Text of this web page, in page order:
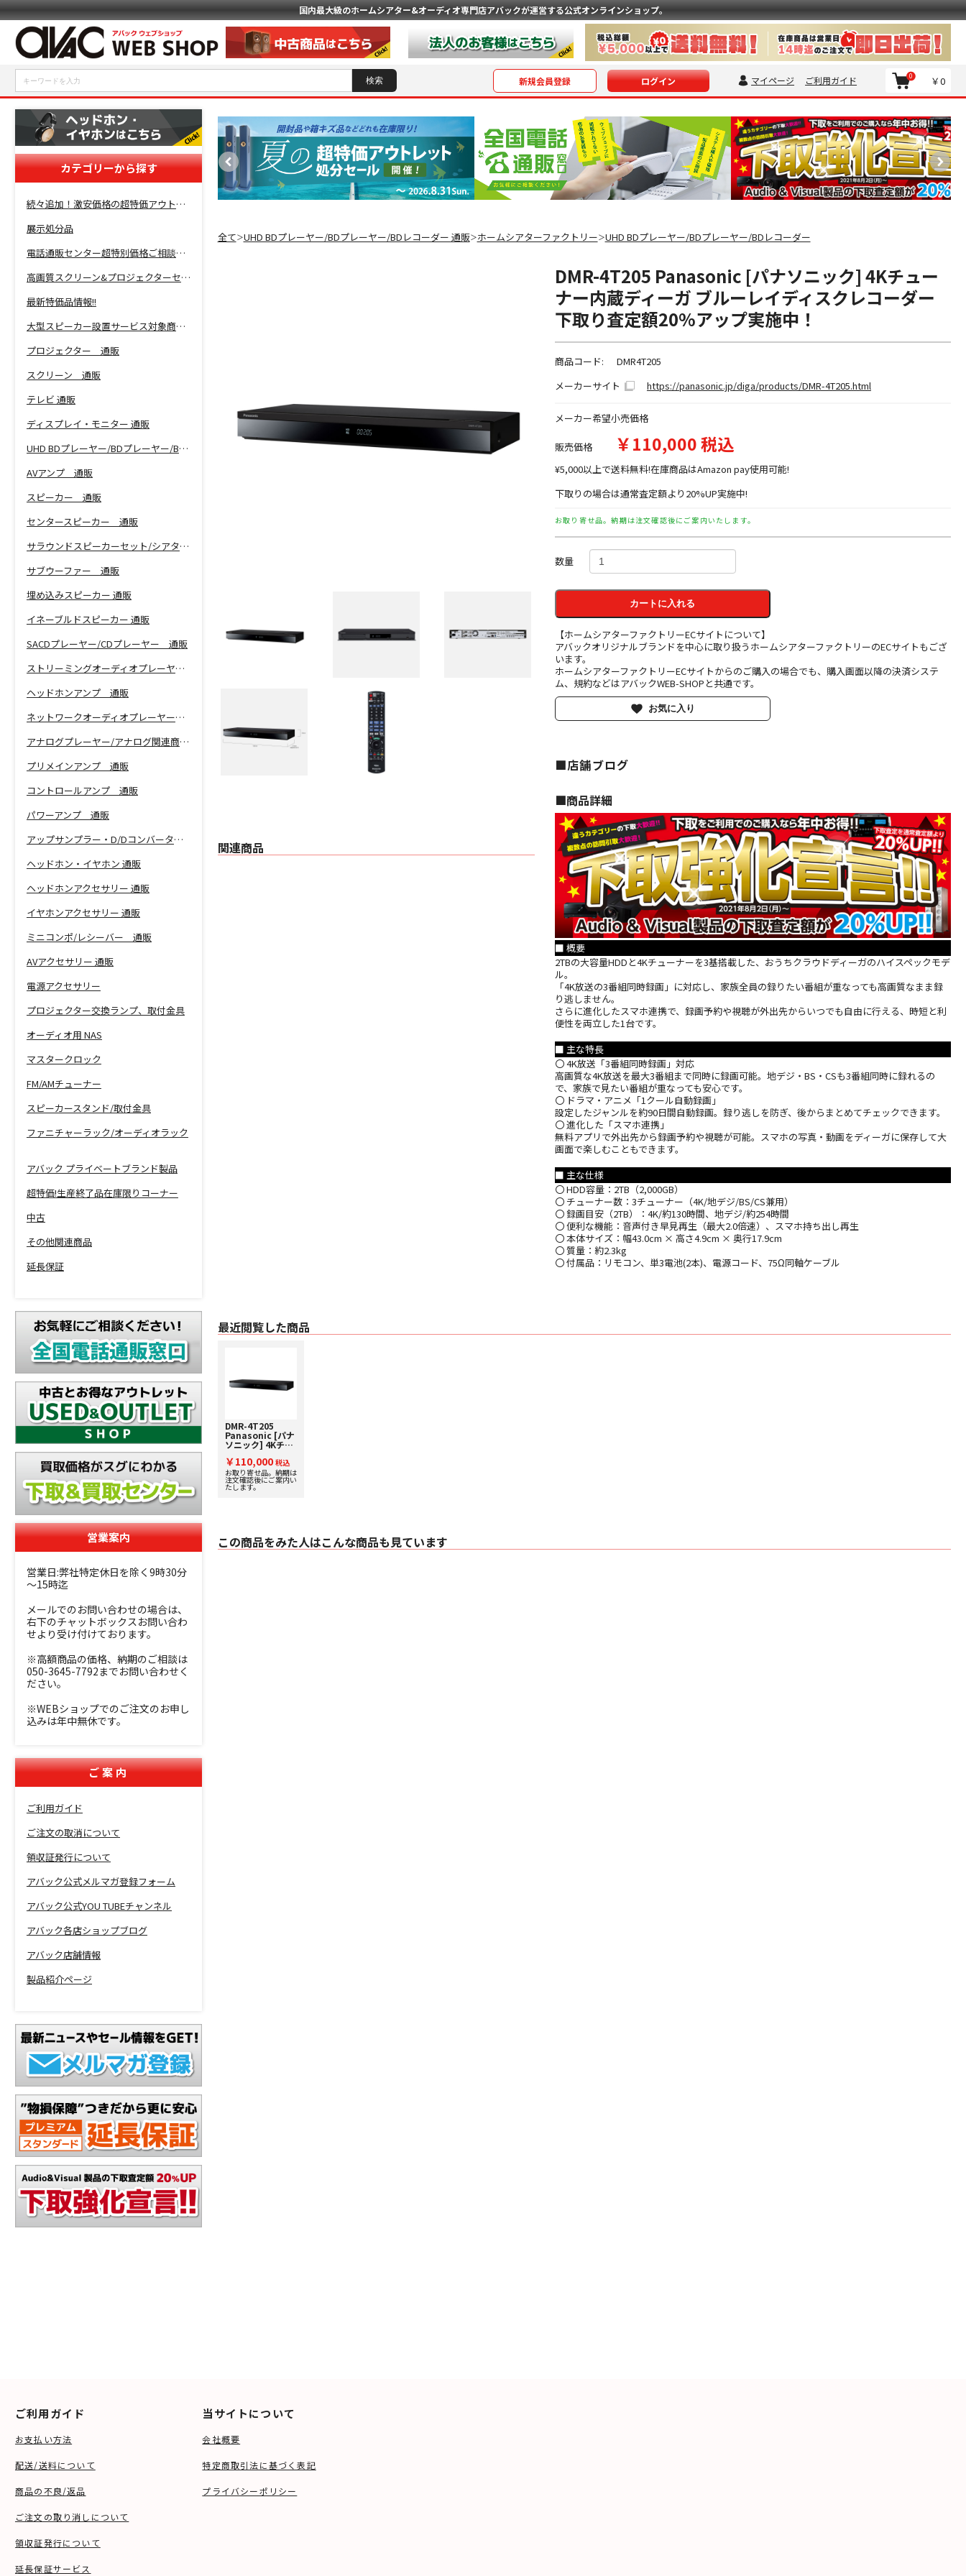
国内最大級のホームシアター&オーディオ専門店アバックが運営する公式オンラインショップ。
新規会員登録 ログイン マイページ ご利用ガイド ￥0
0
カテゴリーから探す
続々追加！激安価格の超特価アウトレットセール開催！
展示処分品
電話通販センター超特別価格ご相談コーナー！
高画質スクリーン&プロジェクターセット超特価！
最新特価品情報!!
大型スピーカー設置サービス対象商品！
プロジェクター 通販
スクリーン 通販
テレビ 通販
ディスプレイ・モニター 通販
UHD BDプレーヤー/BDプレーヤー/BDレコーダー 通販
AVアンプ 通販
スピーカー 通販
センタースピーカー 通販
サラウンドスピーカーセット/シアターバー 通販
サブウーファー 通販
埋め込みスピーカー 通販
イネーブルドスピーカー 通販
SACDプレーヤー/CDプレーヤー 通販
ストリーミングオーディオプレーヤー 通販
ヘッドホンアンプ 通販
ネットワークオーディオプレーヤー 通販
アナログプレーヤー/アナログ関連商品 通販
プリメインアンプ 通販
コントロールアンプ 通販
パワーアンプ 通販
アップサンプラー・D/Dコンバーター 通販
ヘッドホン・イヤホン 通販
ヘッドホンアクセサリー 通販
イヤホンアクセサリー 通販
ミニコンポ/レシーバー 通販
AVアクセサリー 通販
電源アクセサリー
プロジェクター交換ランプ、取付金具
オーディオ用 NAS
マスタークロック
FM/AMチューナー
スピーカースタンド/取付金具
ファニチャーラック/オーディオラック
アバック プライベートブランド製品
超特価!生産終了品在庫限りコーナー
中古
その他関連商品
延長保証
営業案内
営業日:弊社特定休日を除く9時30分
～15時迄
メールでのお問い合わせの場合は、
右下のチャットボックスお問い合わ
せより受け付けております。
※高額商品の価格、納期のご相談は
050-3645-7792までお問い合わせく
ださい。
※WEBショップでのご注文のお申し
込みは年中無休です。
ご案内
ご利用ガイド
ご注文の取消について
領収証発行について
アバック公式メルマガ登録フォーム
アバック公式YOU TUBEチャンネル
アバック各店ショップブログ
アバック店舗情報
製品紹介ページ
全て＞UHD BDプレーヤー/BDプレーヤー/BDレコーダー 通販＞ホームシアターファクトリー＞UHD BDプレーヤー/BDプレーヤー/BDレコーダー
関連商品
DMR-4T205 Panasonic [パナソニック] 4Kチュー
ナー内蔵ディーガ ブルーレイディスクレコーダー
下取り査定額20%アップ実施中！
商品コード:
DMR4T205
メーカーサイト
https://panasonic.jp/diga/products/DMR-4T205.html
メーカー希望小売価格
販売価格 ￥110,000 税込
¥5,000以上で送料無料!在庫商品はAmazon pay使用可能!
下取りの場合は通常査定額より20%UP実施中!
お取り寄せ品。納期は注文確認後にご案内いたします。
数量
カートに入れる
【ホームシアターファクトリーECサイトについて】
アバックオリジナルブランドを中心に取り扱うホームシアターファクトリーのECサイトもござ
います。
ホームシアターファクトリーECサイトからのご購入の場合でも、購入画面以降の決済システ
ム、規約などはアバックWEB-SHOPと共通です。
お気に入り
■店舗ブログ
■︎商品詳細
■ 概要
2TBの大容量HDDと4Kチューナーを3基搭載した、おうちクラウドディーガのハイスペックモデ
ル。
「4K放送の3番組同時録画」に対応し、家族全員の録りたい番組が重なっても高画質なまま録
り逃しません。
さらに進化したスマホ連携で、録画予約や視聴が外出先からいつでも自由に行える、時短と利
便性を両立した1台です。
■ 主な特長
〇 4K放送「3番組同時録画」対応
高画質な4K放送を最大3番組まで同時に録画可能。地デジ・BS・CSも3番組同時に録れるの
で、家族で見たい番組が重なっても安心です。
〇 ドラマ・アニメ「1クール自動録画」
設定したジャンルを約90日間自動録画。録り逃しを防ぎ、後からまとめてチェックできます。
〇 進化した「スマホ連携」
無料アプリで外出先から録画予約や視聴が可能。スマホの写真・動画をディーガに保存して大
画面で楽しむこともできます。
■ 主な仕様
〇 HDD容量：2TB（2,000GB）
〇 チューナー数：3チューナー（4K/地デジ/BS/CS兼用）
〇 録画目安（2TB）：4K/約130時間、地デジ/約254時間
〇 便利な機能：音声付き早見再生（最大2.0倍速）、スマホ持ち出し再生
〇 本体サイズ：幅43.0cm × 高さ4.9cm × 奥行17.9cm
〇 質量：約2.3kg
〇 付属品：リモコン、単3電池(2本)、電源コード、75Ω同軸ケーブル
最近閲覧した商品
DMR-4T205
Panasonic [パナ
ソニック] 4Kチュ
ーナー内蔵ディー
ガ ブルーレイディ
スクレコーダー 下
取り査定額20%ア
ップ実施中！
￥110,000 税込
お取り寄せ品。納期は
注文確認後にご案内い
たします。
この商品をみた人はこんな商品も見ています
ご利用ガイド
お支払い方法
配送/送料について
商品の不良/返品
ご注文の取り消しについて
領収証発行について
延長保証サービス
当サイトについて
会社概要
特定商取引法に基づく表記
プライバシーポリシー